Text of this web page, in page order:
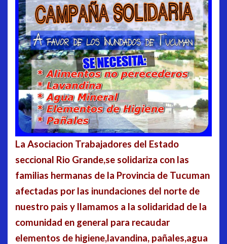
La Asociacion Trabajadores del Estado
seccional Rio Grande,se solidariza con las
familias hermanas de la Provincia de Tucuman
afectadas por las inundaciones del norte de
nuestro pais y llamamos a la solidaridad de la
comunidad en general para recaudar
elementos de higiene,lavandina, pañales,agua